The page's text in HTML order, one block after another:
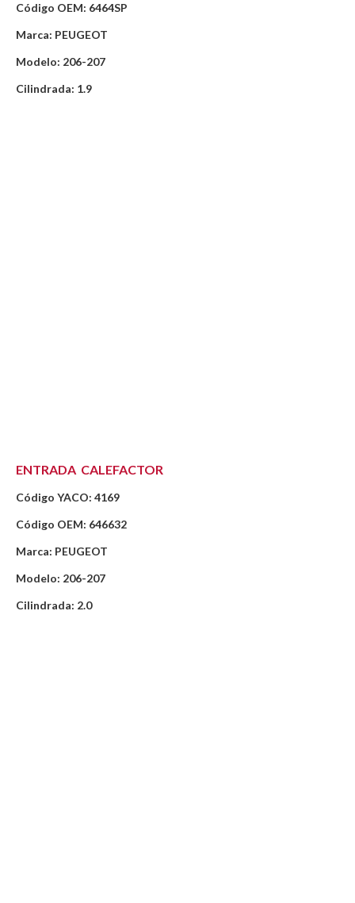
Código OEM: 6464SP
Marca: PEUGEOT
Modelo: 206-207
Cilindrada: 1.9
ENTRADA CALEFACTOR
Código YACO: 4169
Código OEM: 646632
Marca: PEUGEOT
Modelo: 206-207
Cilindrada: 2.0